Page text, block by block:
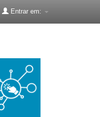
Entrar em: